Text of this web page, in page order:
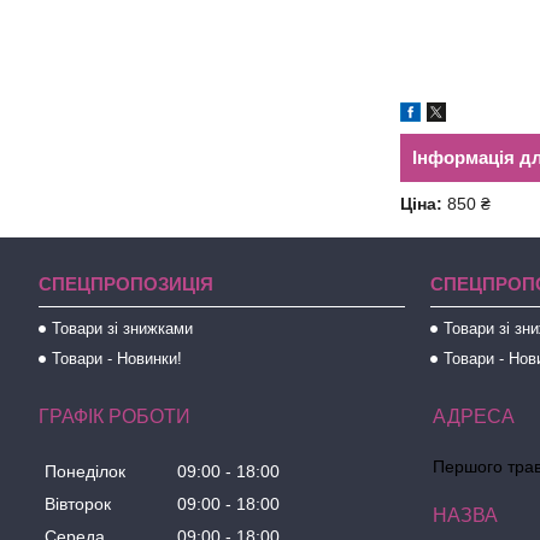
Інформація
Ціна: 850 ₴
СПЕЦПРОПОЗИЦІЯ
Товари зі знижками
Товари - Новинки!
Товари зі
Товари -
ГРАФІК РОБОТИ
Понеділок 09:00
18:00
Вівторок
09:00
18:00
Першого